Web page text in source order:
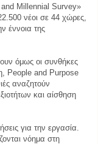
Millennial Survey»
νέοι σε 44 χώρες,
έννοια της
όμως οι συνθήκες
People and Purpose
αναζητούν
και αίσθηση
για την εργασία.
νόημα στη